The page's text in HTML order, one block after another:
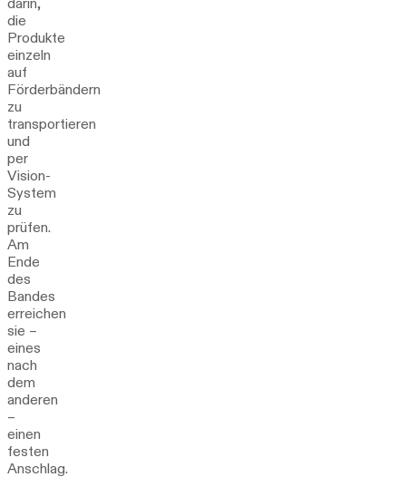
die
Produkte
einzeln
auf
Förderbändern
zu
transportieren
und
per
Vision-
System
zu
prüfen.
Am
Ende
des
Bandes
erreichen
sie –
eines
nach
dem
anderen
–
einen
festen
Anschlag.